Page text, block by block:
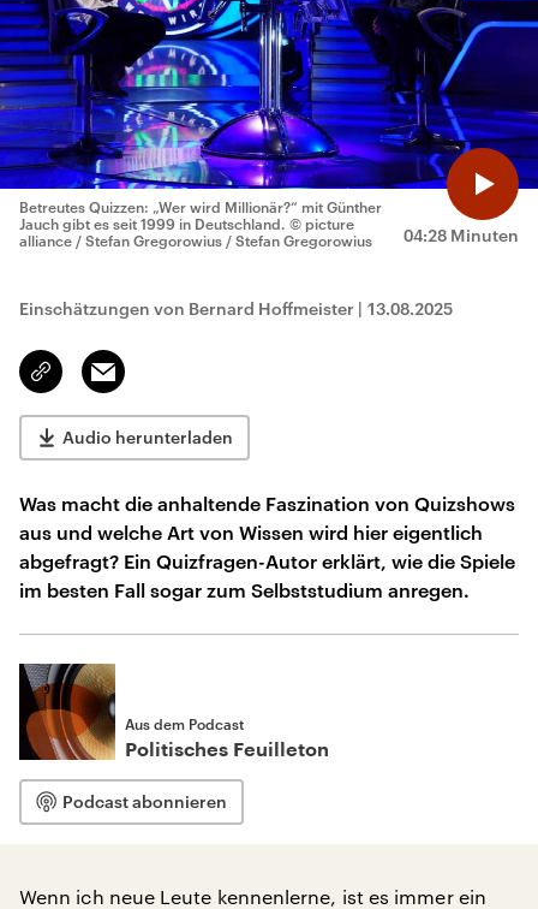
04:28 Minuten
Betreutes Quizzen: „Wer wird Millionär?“ mit Günther
Jauch gibt es seit 1999 in Deutschland. © picture
alliance / Stefan Gregorowius / Stefan Gregorowius
Einschätzungen von Bernard Hoffmeister | 13.08.2025
Link
kopieren/teilen
Email
Audio herunterladen
Was macht die anhaltende Faszination von Quizshows
aus und welche Art von Wissen wird hier eigentlich
abgefragt? Ein Quizfragen-Autor erklärt, wie die Spiele
im besten Fall sogar zum Selbststudium anregen.
Aus dem Podcast
Politisches Feuilleton
Podcast abonnieren
Wenn ich neue Leute kennenlerne, ist es immer ein